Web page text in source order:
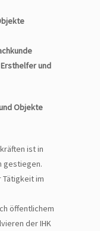
und
Objekte
ist in
gestiegen.
Tätigkeit im
öffentlichem
der IHK